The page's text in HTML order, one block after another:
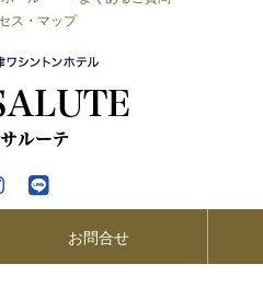
お問合せ
ス・マップ
BONSALUTE